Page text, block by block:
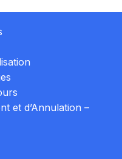
et d’Annulation –